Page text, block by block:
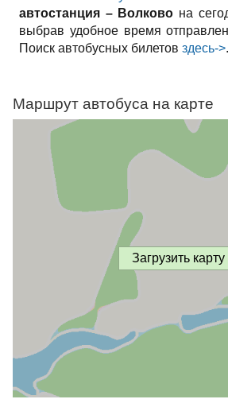
автостанция – Волково на
выбрав удобное время
Поиск автобусных билетов здесь->.
Маршрут автобуса на карте
Загрузить карту